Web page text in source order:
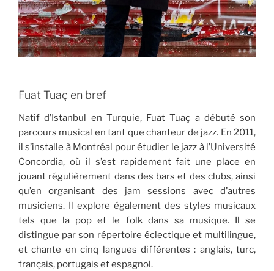
Fuat Tuaç en bref
Natif d’Istanbul en Turquie, Fuat Tuaç a débuté son
parcours musical en tant que chanteur de jazz. En 2011,
il s’installe à Montréal pour étudier le jazz à l’Université
Concordia, où il s’est rapidement fait une place en
jouant régulièrement dans des bars et des clubs, ainsi
qu’en organisant des jam sessions avec d’autres
musiciens. Il explore également des styles musicaux
tels que la pop et le folk dans sa musique. Il se
distingue par son répertoire éclectique et multilingue,
et chante en cinq langues différentes : anglais, turc,
français, portugais et espagnol.